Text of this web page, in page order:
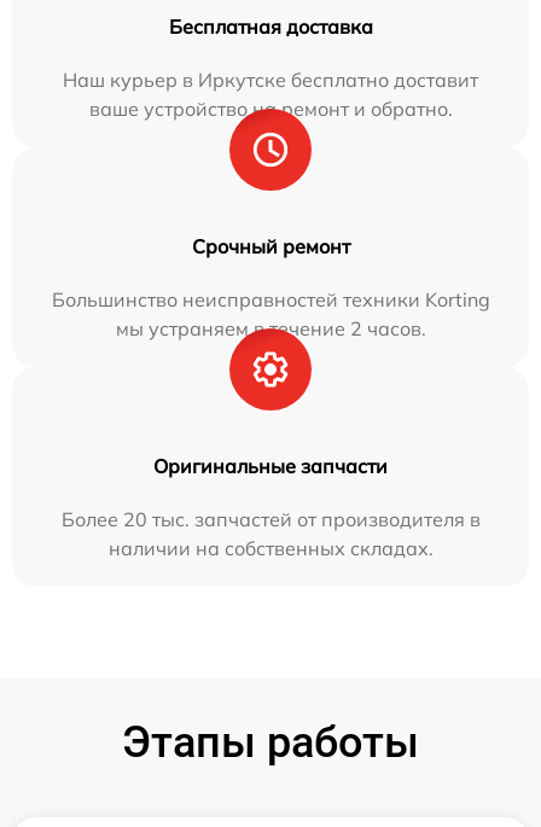
Бесплатная доставка
Наш курьер в Иркутске бесплатно доставит
ваше устройство на ремонт и обратно.
Срочный ремонт
Большинство неисправностей техники Korting
мы устраняем в течение 2 часов.
Оригинальные запчасти
Более 20 тыс. запчастей от производителя в
наличии на собственных складах.
Этапы работы